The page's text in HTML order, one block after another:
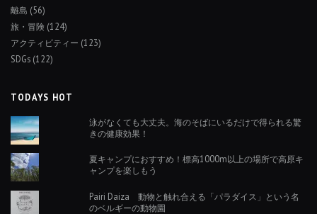
離島 (56)
旅・冒険 (124)
アクティビティー (123)
SDGs (122)
TODAYS HOT
泳がなくても大丈夫。海のそばにいるだけで得られる驚
きの健康効果！
夏キャンプにおすすめ！標高1000m以上の場所で高原キ
ャンプを楽しもう
Pairi Daiza 動物と触れ合える「パラダイス」という名
のベルギーの動物園